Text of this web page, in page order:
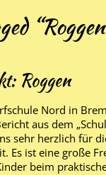
Roggen
Nord in
aus dem
sehr herzlich für
Es ist eine große
beim